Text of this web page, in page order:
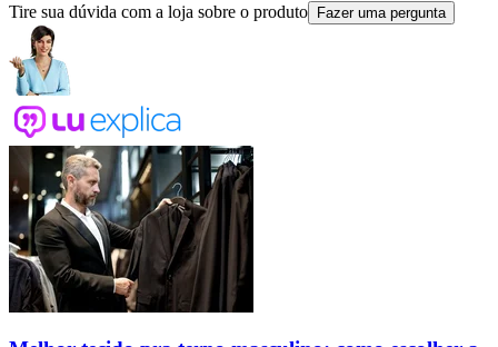
Tire sua dúvida com a loja sobre o produto Fazer uma pergunta